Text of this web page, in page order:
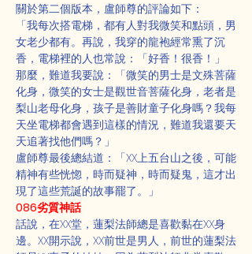
關於第二個版本，盧師尊的評論如下：
「我每次搭電梯，都有人對我微笑和點頭，男
女老少都有。再說，我穿的龍袍經常熏了沉
香，電梯裡的人也常說：「好香！很香！」
那麼，難道我要說：「微笑的男士是文殊菩薩
化身，微笑的女士是觀世音菩薩化身，老者是
梨山老母化身，孩子是善財童子化身嗎？我每
天坐電梯都會遇到這樣的情況，難道我還要天
天追著找他們嗎？」
盧師尊最後總結道：「XX上五台山之後，可能
精神有些恍惚，時而疑神，時而疑鬼，這才出
現了這些荒誕的故事罷了。」
086劣質神話
話說，在XX堂，蓮梨法師總是喜歡黏在XX身
邊。XX開示說，XX前世是男人，前世的蓮梨法